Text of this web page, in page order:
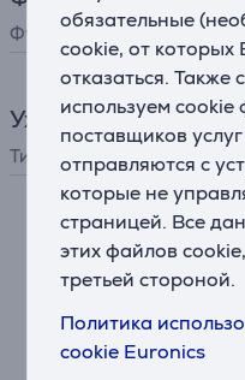
обязательные
cookie, от
отказаться.
используем
поставщиков
отправляются с
которые не
страницей. Все
этих файлов
третьей стороной.
Политика
cookie Euronics
Функции
Уход за волосами
Тип
Сенсоры Nural™
интеллект
Сеть сенсоров Nural™